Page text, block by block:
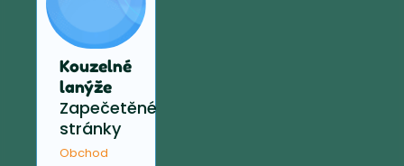
Kouzelné
lanýže
Zapečetěné
stránky
Obchod